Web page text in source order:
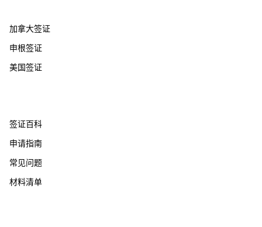
加拿大签证
申根签证
美国签证
签证百科
申请指南
常见问题
材料清单